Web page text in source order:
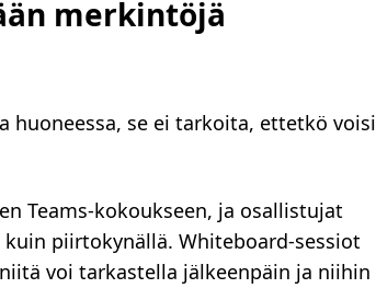
merkintöjä
huoneessa, se ei tarkoita, ettetkö voisi
Teams-kokoukseen, ja osallistujat
piirtokynällä. Whiteboard-sessiot
voi tarkastella jälkeenpäin ja niihin